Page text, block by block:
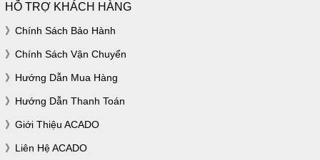
HỖ TRỢ KHÁCH HÀNG
Chính Sách Bảo Hành
Chính Sách Vận Chuyển
Hướng Dẫn Mua Hàng
Hướng Dẫn Thanh Toán
Giới Thiệu ACADO
Liên Hệ ACADO